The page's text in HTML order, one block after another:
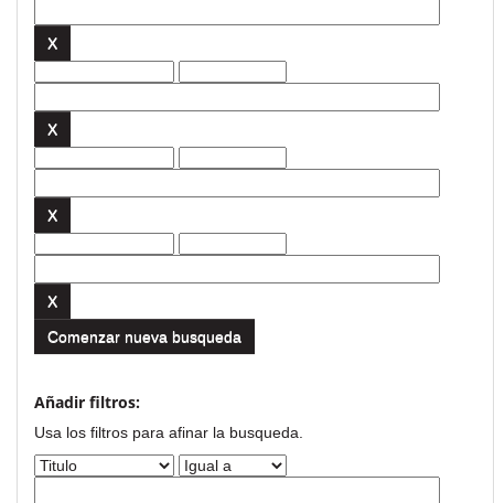
Comenzar nueva busqueda
Añadir filtros:
Usa los filtros para afinar la busqueda.